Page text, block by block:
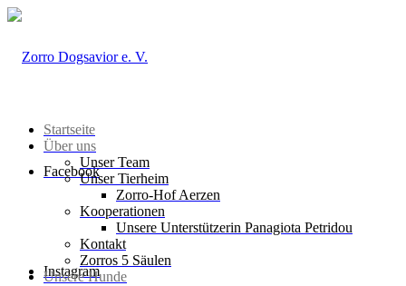
Facebook
Instagram
Startseite
Über uns
Unser Team
Unser Tierheim
Zorro-Hof Aerzen
Kooperationen
Unsere Unterstützerin Panagiota Petridou
Kontakt
Zorros 5 Säulen
Unsere Hunde